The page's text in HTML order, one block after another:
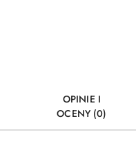
OPINIE I
OCENY (0)